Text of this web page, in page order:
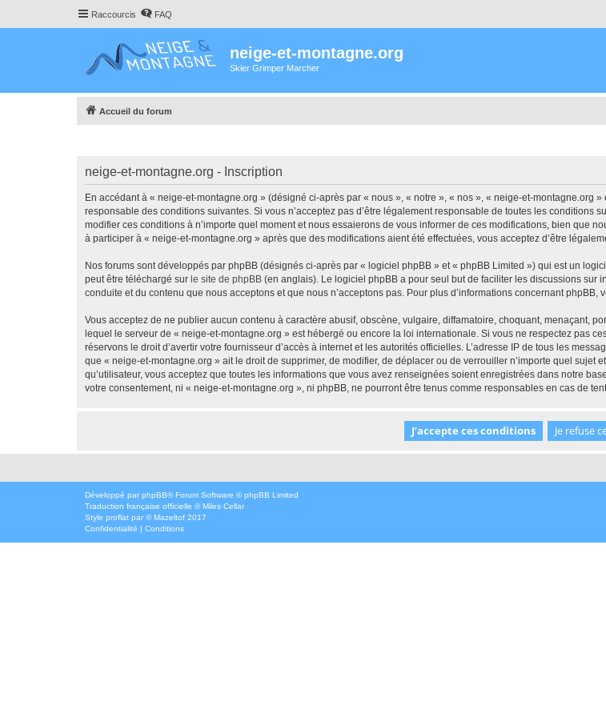
Raccourcis FAQ
neige-et-montagne.org
Skier Grimper Marcher
Accueil du forum
neige-et-montagne.org - Inscription
En accédant à « neige-et-montagne.org » (désigné ci-après par « nous », « notre », « nos », « neige-et-montagne.org
responsable des conditions suivantes. Si vous n’acceptez pas d’être légalement responsable de toutes les
modifier ces conditions à n’importe quel moment et nous essaierons de vous informer de ces modifications, bien que
à participer à « neige-et-montagne.org » après que des modifications aient été effectuées, vous acceptez d’être
Nos forums sont développés par phpBB (désignés ci-après par « logiciel phpBB » et « phpBB Limited ») qui est un
peut être téléchargé sur le site de phpBB (en anglais). Le logiciel phpBB a pour seul but de faciliter les discussions sur
conduite et du contenu que nous acceptons et que nous n’acceptons pas. Pour plus d’informations concernant phpBB,
Vous acceptez de ne publier aucun contenu à caractère abusif, obscène, vulgaire, diffamatoire, choquant, menaçant,
lequel le serveur de « neige-et-montagne.org » est hébergé ou encore la loi internationale. Si vous ne respectez pas
réservons le droit d’avertir votre fournisseur d’accès à internet et les autorités officielles. L’adresse IP de tous les
que « neige-et-montagne.org » ait le droit de supprimer, de modifier, de déplacer ou de verrouiller n’importe quel sujet
qu’utilisateur, vous acceptez que toutes les informations que vous avez renseignées soient enregistrées dans notre
votre consentement, ni « neige-et-montagne.org », ni phpBB, ne pourront être tenus comme responsables en cas de
Développé par phpBB® Forum Software © phpBB Limited
Traduction française officielle ©Miles Cellar
Style proflat par ©Mazeltof 2017
Confidentialité | Conditions